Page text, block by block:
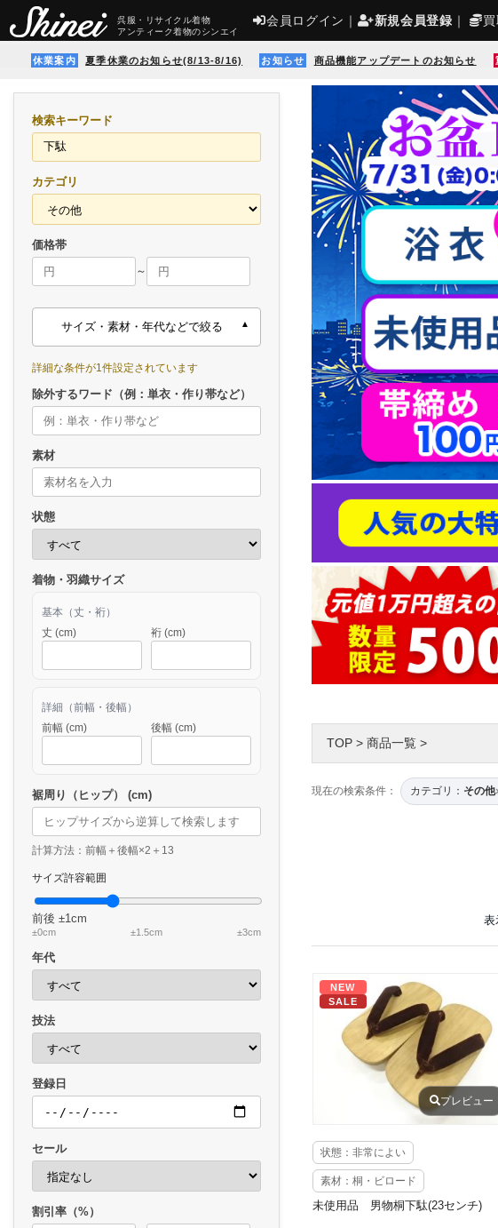
呉服・リサイクル着物
アンティーク着物のシンエイ
会員ログイン ｜ 新規会員登録 ｜ 買
休業案内 夏季休業のお知らせ(8/13-8/16) お知らせ 商品機能アップデートのお知らせ
検索キーワード
カテゴリ
価格帯
～
サイズ・素材・年代などで絞る
詳細な条件が1件設定されています
除外するワード（例：単衣・作り帯など）
素材
状態
着物・羽織サイズ
基本（丈・裄）
丈 (cm)
裄 (cm)
詳細（前幅・後幅）
前幅 (cm)
後幅 (cm)
裾周り（ヒップ） (cm)
計算方法：前幅＋後幅×2＋13
サイズ許容範囲
前後 ±1cm
±0cm ±1.5cm ±3cm
年代
技法
登録日
セール
割引率（%）
TOP > 商品一覧 >
現在の検索条件： カテゴリ： その他
表
NEW
SALE
プレビュー
状態：非常によい
素材：桐・ビロード
未使用品 男物桐下駄(23センチ)